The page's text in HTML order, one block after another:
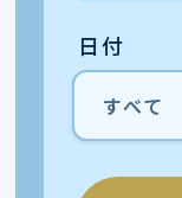
日付